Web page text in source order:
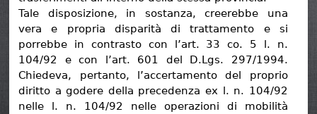
Tale disposizione, in sostanza, creerebbe una
vera e propria disparità di trattamento e si
porrebbe in contrasto con l’art. 33 co. 5 l. n.
104/92 e con l’art. 601 del D.Lgs. 297/1994.
Chiedeva, pertanto, l’accertamento del proprio
diritto a godere della precedenza ex l. n. 104/92
nelle l. n. 104/92 nelle operazioni di mobilità